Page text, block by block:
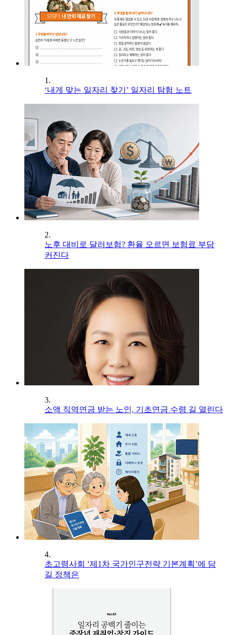
1.
‘내게 맞는 일자리 찾기’ 일자리 탐험 노트
2.
노후 대비로 달러보험? 환율 오르면 보험료 부담
커진다
3.
소액 직역연금 받는 노인, 기초연금 수령 길 열린다
4.
초고령사회 ‘제1차 국가인구전략 기본계획’에 담
길 정책은